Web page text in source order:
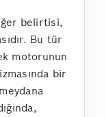
belirtisi,
Bu tür
motorunun
bir